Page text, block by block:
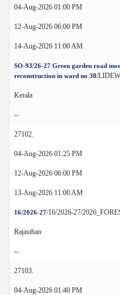
04-Aug-2026 01:00 PM
12-Aug-2026 06:00 PM
14-Aug-2026 11:00 AM
SO-93/26-27 Green garden road
reconstruction in ward no 38/
Kerala
--
27102.
04-Aug-2026 01:25 PM
12-Aug-2026 06:00 PM
13-Aug-2026 11:00 AM
16/2026-27/16/2026-27/
Rajasthan
--
27103.
04-Aug-2026 01:40 PM